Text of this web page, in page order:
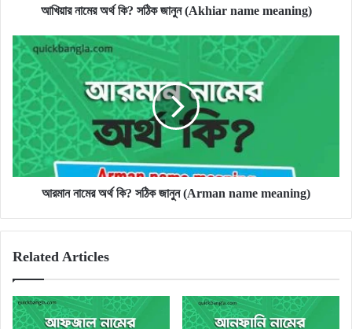
আখিয়ার নামের অর্থ কি? সঠিক জানুন (Akhiar name meaning)
আরমান
নামের
অর্থ
কি?
সঠিক
জানুন
(Arman
name
meaning)
আরমান নামের অর্থ কি? সঠিক জানুন (Arman name meaning)
Related Articles